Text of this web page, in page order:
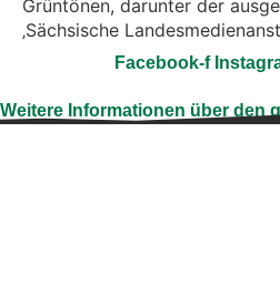
Facebook-f
Weitere Informationen über den